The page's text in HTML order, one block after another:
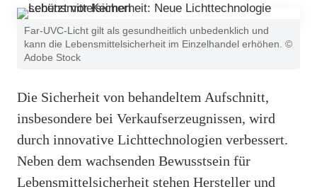
Far-UVC-Licht gilt als gesundheitlich unbedenklich und
kann die Lebensmittelsicherheit im Einzelhandel erhöhen. ©
Adobe Stock
Die Sicherheit von behandeltem Aufschnitt,
insbesondere bei Verkaufserzeugnissen, wird
durch innovative Lichttechnologien verbessert.
Neben dem wachsenden Bewusstsein für
Lebensmittelsicherheit stehen Hersteller und